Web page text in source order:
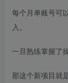
每个月单账号可
入。
一旦熟练掌握了
那这个新项目就